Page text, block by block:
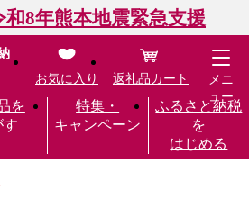
和8年熊本地震緊急支援
を
す
特集・
キャンペーン
ふるさと納税
を
はじめる
お気に入り 返礼品カート
メニ
ュー